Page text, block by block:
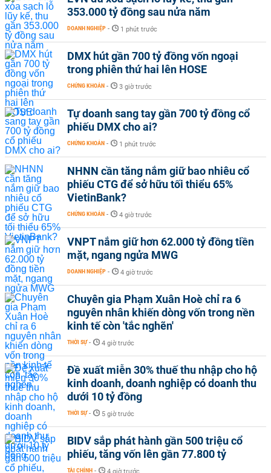
353.000 tỷ đồng sau nửa năm
DOANH NGHIỆP - 1 phút trước
DMX hút gần 700 tỷ đồng vốn ngoại
trong phiên thứ hai lên HOSE
CHỨNG KHOÁN - 3 giờ trước
Tự doanh sang tay gần 700 tỷ đồng cổ
phiếu DMX cho ai?
CHỨNG KHOÁN - 1 phút trước
NHNN cần tăng nắm giữ bao nhiêu cổ
phiếu CTG để sở hữu tối thiểu 65%
VietinBank?
CHỨNG KHOÁN - 4 giờ trước
VNPT nắm giữ hơn 62.000 tỷ đồng tiền
mặt, ngang ngửa MWG
DOANH NGHIỆP - 4 giờ trước
Chuyên gia Phạm Xuân Hoè chỉ ra 6
nguyên nhân khiến dòng vốn trong nền
kinh tế còn 'tắc nghẽn'
THỜI SỰ - 4 giờ trước
Đề xuất miễn 30% thuế thu nhập cho hộ
kinh doanh, doanh nghiệp có doanh thu
dưới 10 tỷ đồng
THỜI SỰ - 5 giờ trước
BIDV sắp phát hành gần 500 triệu cổ
phiếu, tăng vốn lên gần 77.800 tỷ
TÀI CHÍNH - 4 giờ trước